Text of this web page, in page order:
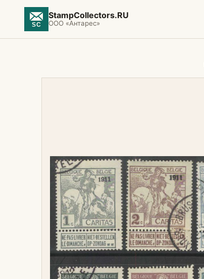
StampCollectors.RU
ООО «Антарес»